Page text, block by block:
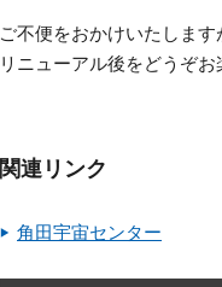
ご不便をおかけいたしま
リニューアル後をどうぞお
関連リンク
角田宇宙センター